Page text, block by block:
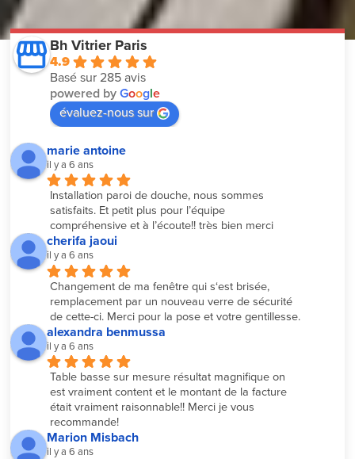
Bh Vitrier Paris
4.9
Basé sur 285 avis
powered byGoogle
évaluez-nous sur
marie antoine
il y a 6 ans
Installation paroi de douche, nous sommes
satisfaits. Et petit plus pour l’équipe
compréhensive et à l’écoute!! très bien merci
cherifa jaoui
il y a 6 ans
Changement de ma fenêtre qui s‘est brisée,
remplacement par un nouveau verre de sécurité
de cette-ci. Merci pour la pose et votre gentillesse.
alexandra benmussa
il y a 6 ans
Table basse sur mesure résultat magnifique on
est vraiment content et le montant de la facture
était vraiment raisonnable!! Merci je vous
recommande!
Marion Misbach
il y a 6 ans